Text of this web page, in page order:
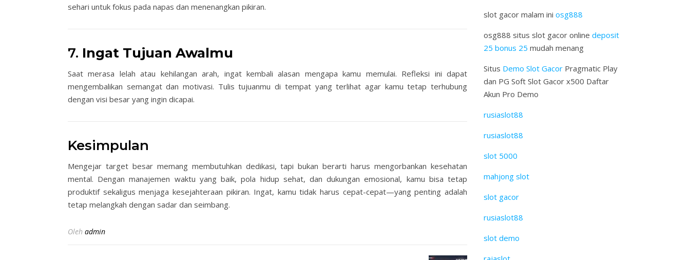
sehari untuk fokus pada napas dan menenangkan pikiran.
7. Ingat Tujuan Awalmu
Saat merasa lelah atau kehilangan arah, ingat kembali alasan mengapa kamu memulai. Refleksi ini dapat
mengembalikan semangat dan motivasi. Tulis tujuanmu di tempat yang terlihat agar kamu tetap terhubung
dengan visi besar yang ingin dicapai.
Kesimpulan
Mengejar target besar memang membutuhkan dedikasi, tapi bukan berarti harus mengorbankan kesehatan
mental. Dengan manajemen waktu yang baik, pola hidup sehat, dan dukungan emosional, kamu bisa tetap
produktif sekaligus menjaga kesejahteraan pikiran. Ingat, kamu tidak harus cepat-cepat—yang penting adalah
tetap melangkah dengan sadar dan seimbang.
Oleh admin
slot gacor malam ini osg888
osg888 situs slot gacor online deposit
25 bonus 25 mudah menang
Situs Demo Slot Gacor Pragmatic Play
dan PG Soft Slot Gacor x500 Daftar
Akun Pro Demo
rusiaslot88
rusiaslot88
slot 5000
mahjong slot
slot gacor
rusiaslot88
slot demo